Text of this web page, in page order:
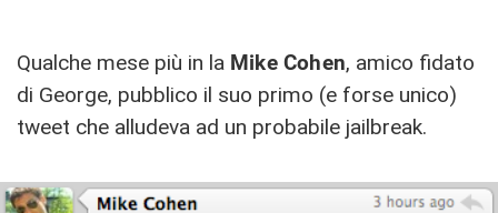
Qualche mese più in la Mike Cohen, amico fidato
di George, pubblico il suo primo (e forse unico)
tweet che alludeva ad un probabile jailbreak.